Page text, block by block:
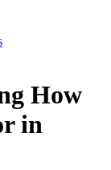
How
in